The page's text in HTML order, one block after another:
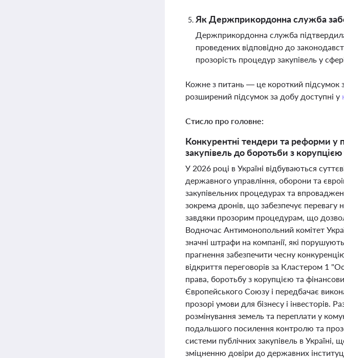
Як Держприкордонна служба
Держприкордонна служба
проведених відповідно до
прозорість процедур закупівель у
Кожне з питань — це короткий підсумок
розширений підсумок за добу доступні у
Стисло про головне:
Конкурентні тендери та реформи у
закупівель до боротьби з корупцією
У 2026 році в Україні відбуваються
державного управління, оборони та
закупівельних процедурах та
зокрема дронів, що забезпечує
завдяки прозорим процедурам, що
Водночас Антимонопольний комітет
значні штрафи на компанії, які
прагнення забезпечити чесну
відкриття переговорів за Кластером 1
права, боротьбу з корупцією та
Європейського Союзу і передбачає
прозорі умови для бізнесу і інвесторів.
розмінування земель та переплати у
подальшого посилення контролю та
системи публічних закупівель в
зміцненню довіри до державних